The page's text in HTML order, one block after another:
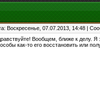
Воскресенье, 07.07.2013, 14:48 |
Вообщем, ближе к делу. Я
как-то его восстановить или